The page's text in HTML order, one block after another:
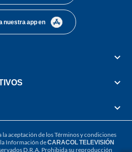
nuestra app en
la aceptación de losTérminos y condiciones
Información deCARACOL TELEVISIÓN
D.R.A. Prohibida su reproducción